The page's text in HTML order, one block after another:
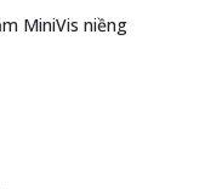
MiniVis niềng